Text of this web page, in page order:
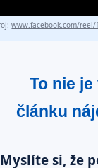
www.facebook.com/
To nie
článku
Myslíte si, že